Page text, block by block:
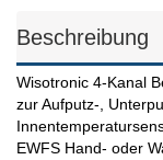
Beschreibung
Wisotronic 4-Kanal
zur Aufputz-,
EWFS Hand- oder